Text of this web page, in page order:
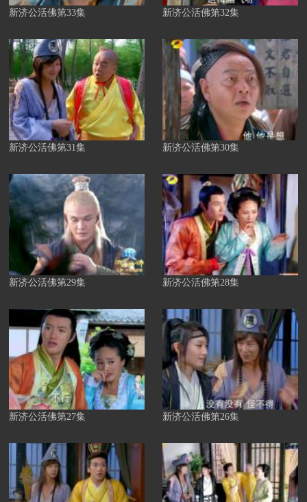
新济公活佛第33集 新济公活佛第32集
新济公活佛第31集 新济公活佛第30集
新济公活佛第29集 新济公活佛第28集
新济公活佛第27集 新济公活佛第26集